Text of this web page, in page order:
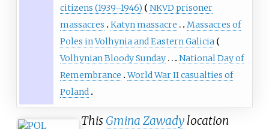
citizens (1939–1946)
NKVD prisoner
massacres
Katyn massacre
Massacres of
Poles in Volhynia and Eastern Galicia
Volhynian Bloody Sunday
National Day of
Remembrance World War II casualties of
Poland
This Gmina Zawady location